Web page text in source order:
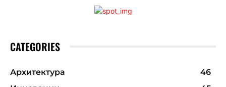
CATEGORIES
Архитектура
46